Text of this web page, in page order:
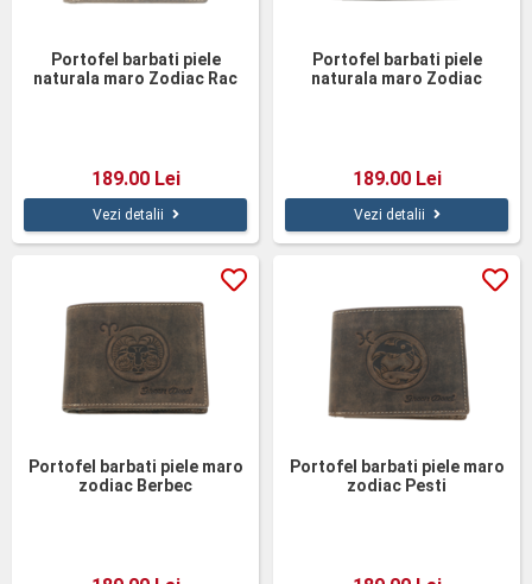
Portofel barbati piele
naturala maro Zodiac Rac
189.00 Lei
Vezi detalii
Portofel barbati piele
naturala maro Zodiac
189.00 Lei
Vezi detalii
Portofel barbati piele maro
zodiac Berbec
Portofel barbati piele maro
zodiac Pesti